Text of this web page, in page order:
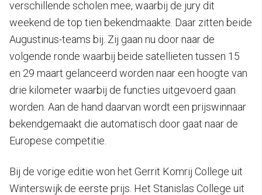
verschillende scholen mee, waarbij de jury dit
weekend de top tien bekendmaakte. Daar zitten beide
Augustinus-teams bij. Zij gaan nu door naar de
volgende ronde waarbij beide satellieten tussen 15
en 29 maart gelanceerd worden naar een hoogte van
drie kilometer waarbij de functies uitgevoerd gaan
worden. Aan de hand daarvan wordt een prijswinnaar
bekendgemaakt die automatisch door gaat naar de
Europese competitie.
Bij de vorige editie won het Gerrit Komrij College uit
Winterswijk de eerste prijs. Het Stanislas College uit